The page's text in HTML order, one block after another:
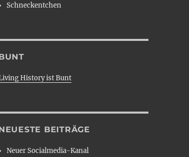
Schneckentchen
History ist Bunt
BEITRÄGE
Neuer Socialmedia-Kanal